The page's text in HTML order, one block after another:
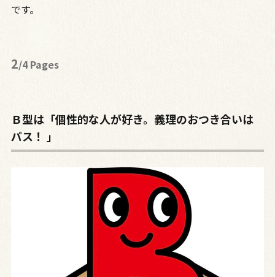
です。
2/4 Pages
Ｂ型は「個性的な人が好き。義理のおつき合いは
パス！ 」